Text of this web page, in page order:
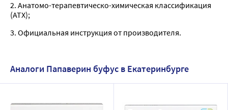
2. Анатомо-терапевтическо-химическая классификация
(ATX);
3. Официальная инструкция от производителя.
Аналоги Папаверин буфус в Екатеринбурге